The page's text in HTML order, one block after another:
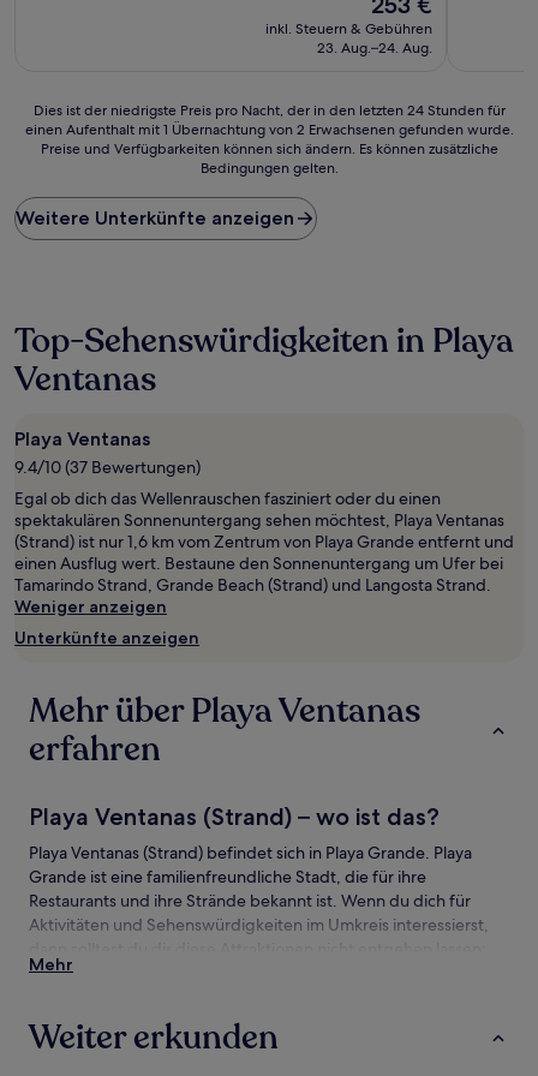
Preis
beträgt
inkl. Steuern & Gebühren
23. Aug.–24. Aug.
Dies
ist
Preis
pro
Nacht,
letzten
24 Stunden
für
einen
mit
1 Übernachtung
von
2 Erwachsenen
gefunden
wurde.
Preise
und
Verfügbarkeiten
können
sich
können
zusätzliche
Bedingungen
Dies ist der niedrigste Preis pro Nacht, der in den letzten 24 Stunden für
einen Aufenthalt mit 1 Übernachtung von 2 Erwachsenen gefunden wurde.
Preise und Verfügbarkeiten können sich ändern. Es können zusätzliche
Bedingungen gelten.
Weitere Unterkünfte anzeigen
Top-Sehenswürdigkeiten in Playa
Ventanas
Playa Ventanas
9.4/10 (37 Bewertungen)
Egal ob dich das Wellenrauschen fasziniert oder du einen
spektakulären Sonnenuntergang sehen möchtest, Playa Ventanas
(Strand) ist nur 1,6 km vom Zentrum von Playa Grande entfernt und
einen Ausflug wert. Bestaune den Sonnenuntergang um Ufer bei
Tamarindo Strand, Grande Beach (Strand) und Langosta Strand.
Weniger anzeigen
Unterkünfte anzeigen
Mehr über Playa Ventanas
erfahren
Playa Ventanas (Strand) – wo ist das?
Playa Ventanas (Strand) befindet sich in Playa Grande. Playa
Grande ist eine familienfreundliche Stadt, die für ihre
Restaurants und ihre Strände bekannt ist. Wenn du dich für
Aktivitäten und Sehenswürdigkeiten im Umkreis interessierst,
Tamarindo Strand und Grande Beach (Strand).
Sehenswürdigkeiten und Aktivitäten nahe
Playa Ventanas (Strand)
Mehr
Weiter erkunden